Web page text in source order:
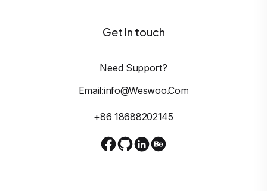
Get In touch
Need Support?
Email:info@weswoo.com
+86 18688202145